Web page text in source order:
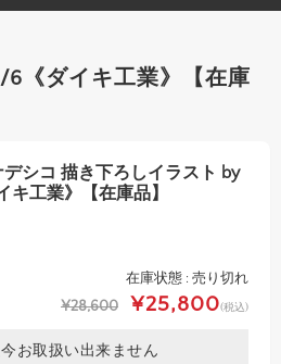
6《ダイキ工業》【在庫
シコ 描き下ろしイラスト by
キ工業》【在庫品】
在庫状態 : 売り切れ
¥28,600 ¥25,800(税込)
お取扱い出来ません